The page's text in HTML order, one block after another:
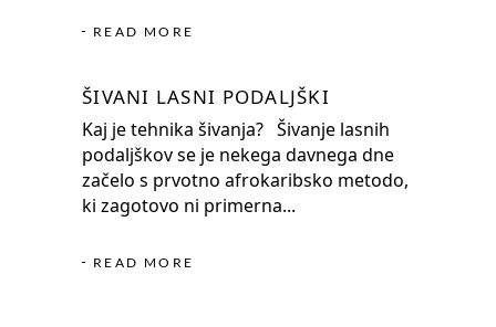
READ MORE
ŠIVANI LASNI PODALJŠKI
Kaj je tehnika šivanja? Šivanje lasnih
podaljškov se je nekega davnega dne
začelo s prvotno afrokaribsko metodo,
ki zagotovo ni primerna
READ MORE